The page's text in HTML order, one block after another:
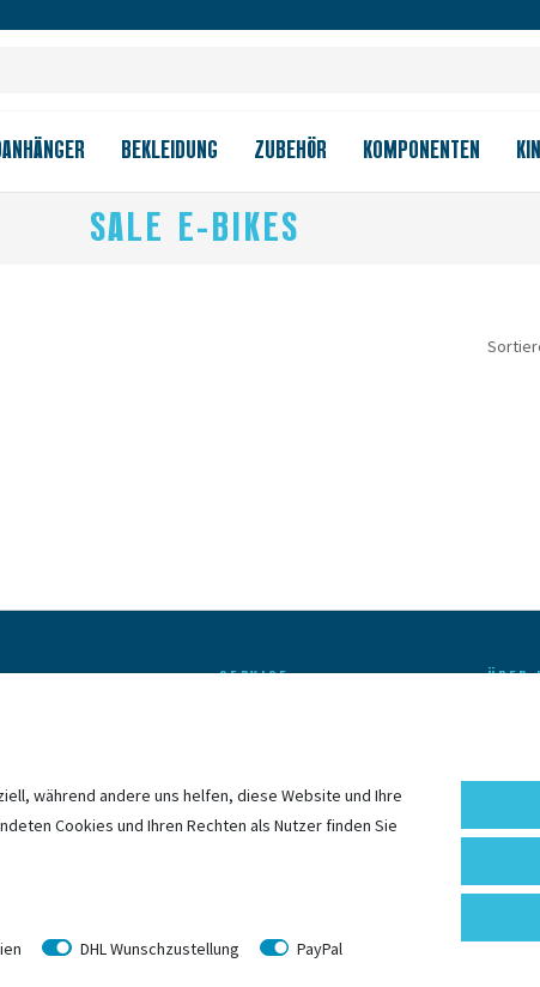
BEKLEIDUNG ZUBEHÖR KOMPONENTEN
SALE E-BIKES
SERVICE
Retouren
Leasing Rechner
E-Bike Verleih
ÜBER
Laden
Jobs
während andere uns helfen, diese Website und Ihre
Cookies und Ihren Rechten als Nutzer finden Sie
DHL Wunschzustellung
PayPal